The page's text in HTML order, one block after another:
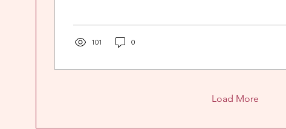
101 0
Load More